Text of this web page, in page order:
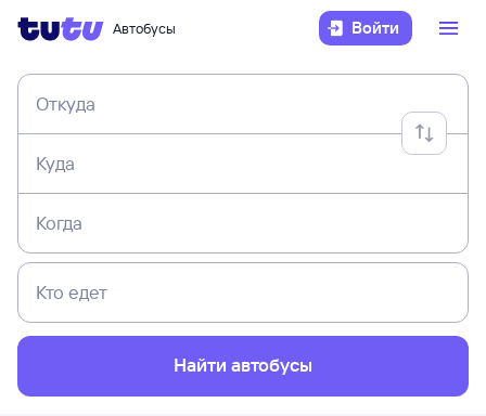
Автобусы Войти
Откуда
Куда
Когда
Кто едет
Найти автобусы